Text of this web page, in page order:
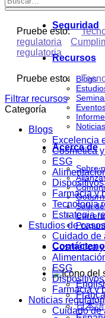
Seguridad
Recursos
Blogs
Acerca de
Sobre
Sala
日本語
Pruebe esto:
regulatoria
regulatoria
Pruebe esto:
Filtrar recursos
Categoría
Blogs
Excelencia
Cosmética
ESG
Farmacia y
Tecnología
Estrategia
Estudios de casos
Cuidado de
Cosmética
ESG
Farmacia y
Noticias
Cuidado de